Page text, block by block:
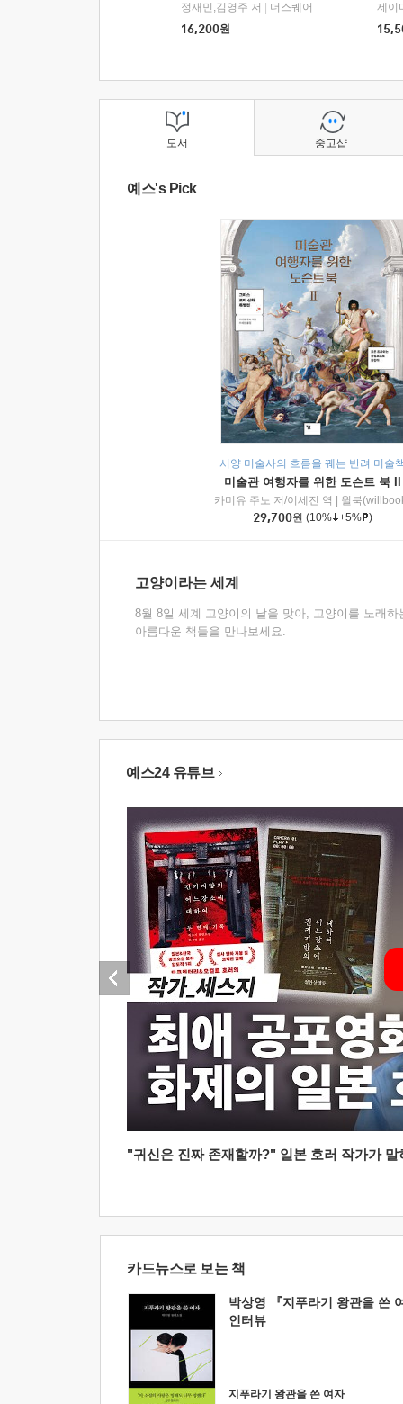
정재민,김영주 저
더스퀘어
16,200원
도서
예스's Pick
서양 미술사의 흐름을 꿰는 반려 미술
미술관 여행자를 위한 도슨트 북 II
카미유 주노 저/이세진 역
윌북
29,700원 (10% +5% )
고양이라는 세계
8월 8일 세계 고양이의 날을 맞아, 고양이를 노래하
아름다운 책들을 만나보세요.
중고샵
예스24 유튜브
"귀신은 진짜 존재할까?" 일본 호러 작가가
카드뉴스로 보는 책
박상영 『지푸라기 왕관을 쓴
인터뷰
지푸라기 왕관을 쓴 여자